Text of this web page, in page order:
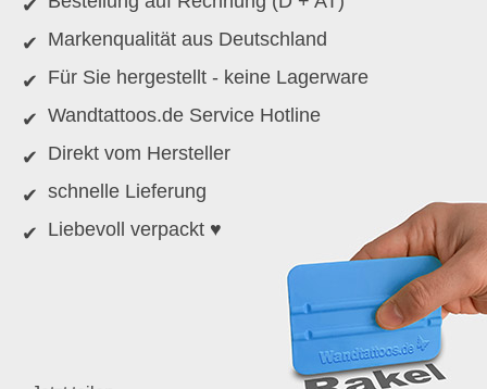
Markenqualität aus Deutschland
Für Sie hergestellt - keine Lagerware
Wandtattoos.de Service Hotline
Direkt vom Hersteller
schnelle Lieferung
Liebevoll verpackt ♥